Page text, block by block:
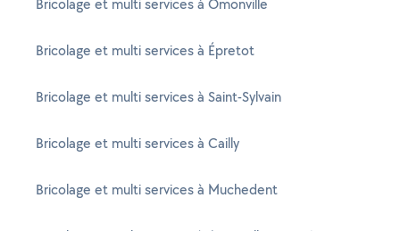
Bricolage et multi services à Omonville
Bricolage et multi services à Épretot
Bricolage et multi services à Saint-Sylvain
Bricolage et multi services à Cailly
Bricolage et multi services à Muchedent